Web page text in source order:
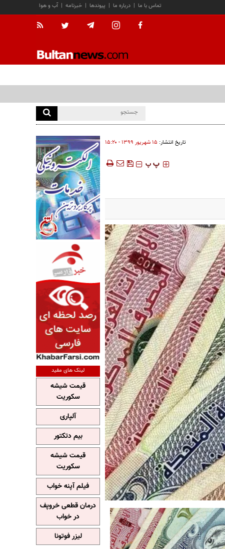
آب و هوا | خبرنامه | پیوندها | درباره ما | تماس با ما
تاریخ انتشار: ۱۵ شهريور ۱۳۹۹ - ۱۵:۲۰
‍‍‍ پ پ
لینک های مفید
قیمت شیشه
سکوریت
آلپاری
بیم دتکتور
قیمت شیشه
سکوریت
فیلم آپنه خواب
درمان قطعی خروپف
در خواب
لیزر فوتونا